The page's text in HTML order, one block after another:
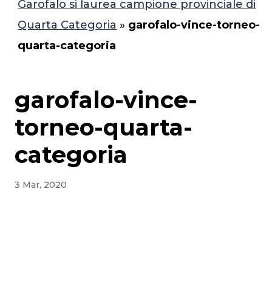
Garofalo si laurea campione provinciale di
Quarta Categoria » garofalo-vince-torneo-
quarta-categoria
garofalo-vince-
torneo-quarta-
categoria
3 Mar, 2020